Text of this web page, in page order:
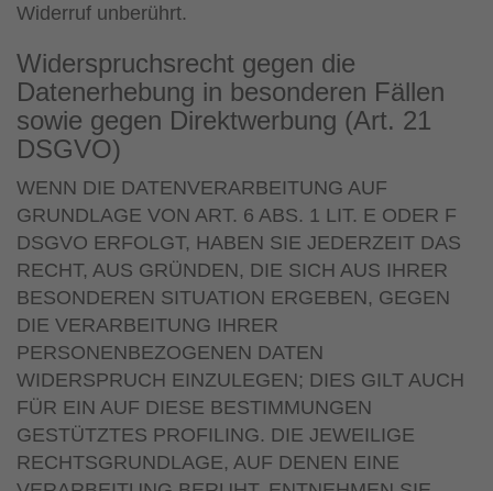
Widerruf unberührt.
Widerspruchsrecht gegen die
Datenerhebung in besonderen Fällen
sowie gegen Direktwerbung (Art. 21
DSGVO)
WENN DIE DATENVERARBEITUNG AUF
GRUNDLAGE VON ART. 6 ABS. 1 LIT. E ODER F
DSGVO ERFOLGT, HABEN SIE JEDERZEIT DAS
RECHT, AUS GRÜNDEN, DIE SICH AUS IHRER
BESONDEREN SITUATION ERGEBEN, GEGEN
DIE VERARBEITUNG IHRER
PERSONENBEZOGENEN DATEN
WIDERSPRUCH EINZULEGEN; DIES GILT AUCH
FÜR EIN AUF DIESE BESTIMMUNGEN
GESTÜTZTES PROFILING. DIE JEWEILIGE
RECHTSGRUNDLAGE, AUF DENEN EINE